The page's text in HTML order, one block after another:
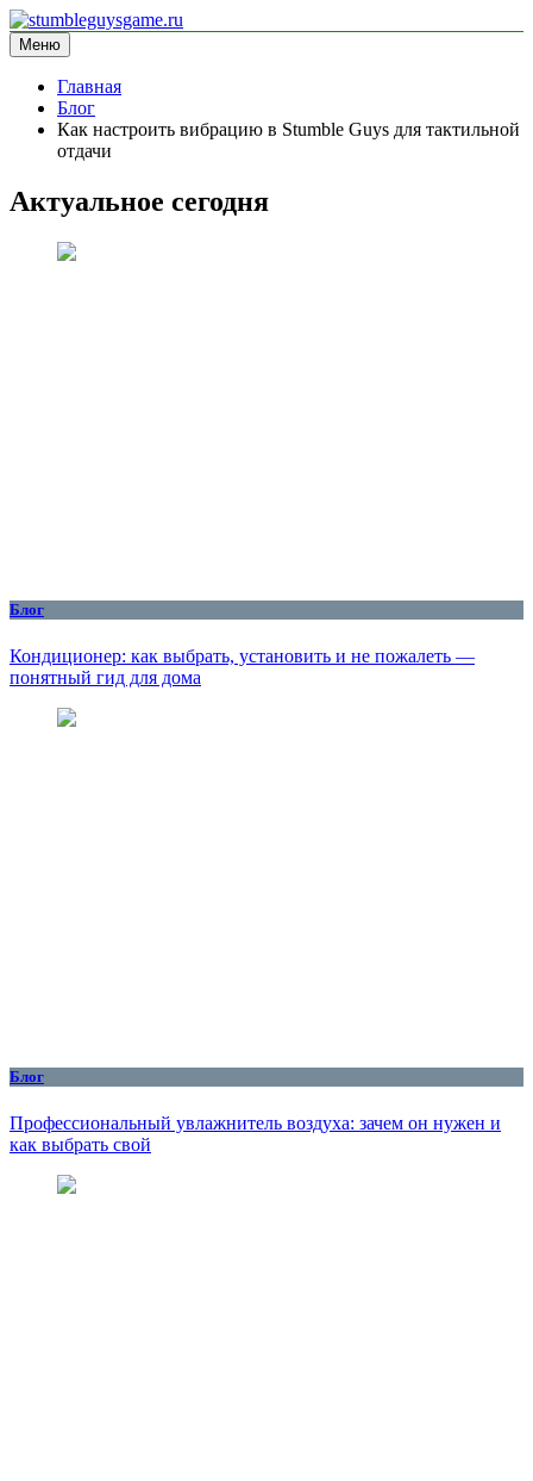
Перейти
к
содержимому
stumbleguysgame.ru
информационный сайт
Меню
Главная
Блог
Как настроить вибрацию в Stumble Guys для тактильной
отдачи
Актуальное сегодня
Блог
Кондиционер: как выбрать, установить и не пожалеть —
понятный гид для дома
Блог
Профессиональный увлажнитель воздуха: зачем он нужен и
как выбрать свой